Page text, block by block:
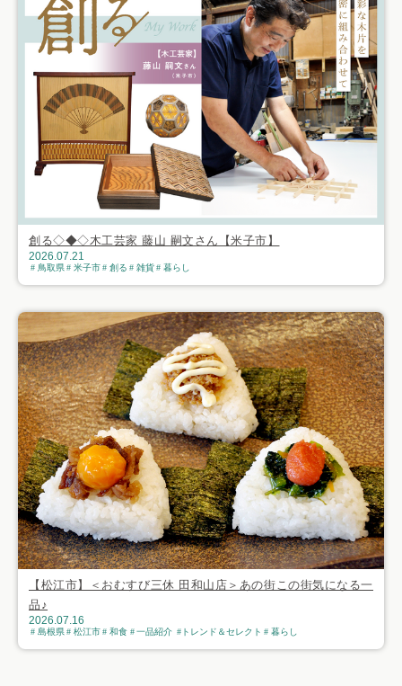
創る◇◆◇木工芸家 藤山 嗣文さん【米子市】
2026.07.21
鳥取県 米子市 創る 雑貨 暮らし
【松江市】＜おむすび三休 田和山店＞あの街この街気になる一
品♪
2026.07.16
島根県 松江市 和食 一品紹介 トレンド＆セレクト 暮らし